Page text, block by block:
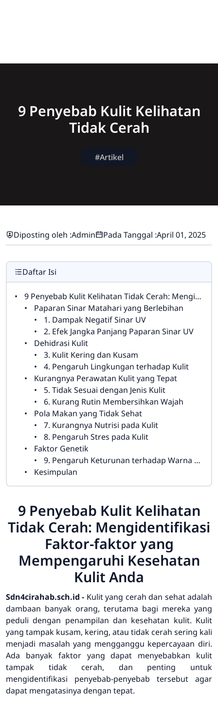
9 Penyebab Kulit Kelihatan
Tidak Cerah
#Artikel
Diposting oleh :Admin Pada Tanggal :April 01, 2025
Daftar Isi
9 Penyebab Kulit Kelihatan Tidak Cerah: Mengidentifikasi Faktor-faktor yang Mempengaruhi Kesehatan Kulit Anda
Paparan Sinar Matahari yang Berlebihan
1. Dampak Negatif Sinar UV
2. Efek Jangka Panjang Paparan Sinar UV
Dehidrasi Kulit
3. Kulit Kering dan Kusam
4. Pengaruh Lingkungan terhadap Kulit
Kurangnya Perawatan Kulit yang Tepat
5. Tidak Sesuai dengan Jenis Kulit
6. Kurang Rutin Membersihkan Wajah
Pola Makan yang Tidak Sehat
7. Kurangnya Nutrisi pada Kulit
8. Pengaruh Stres pada Kulit
Faktor Genetik
9. Pengaruh Keturunan terhadap Warna dan Kualitas Kulit
Kesimpulan
9 Penyebab Kulit Kelihatan
Tidak Cerah: Mengidentifikasi
Faktor-faktor yang
Mempengaruhi Kesehatan
Kulit Anda
Sdn4cirahab.sch.id - Kulit yang cerah dan sehat adalah
dambaan banyak orang, terutama bagi mereka yang
peduli dengan penampilan dan kesehatan kulit. Kulit
yang tampak kusam, kering, atau tidak cerah sering kali
menjadi masalah yang mengganggu kepercayaan diri.
Ada banyak faktor yang dapat menyebabkan kulit
tampak tidak cerah, dan penting untuk
mengidentifikasi penyebab-penyebab tersebut agar
dapat mengatasinya dengan tepat.